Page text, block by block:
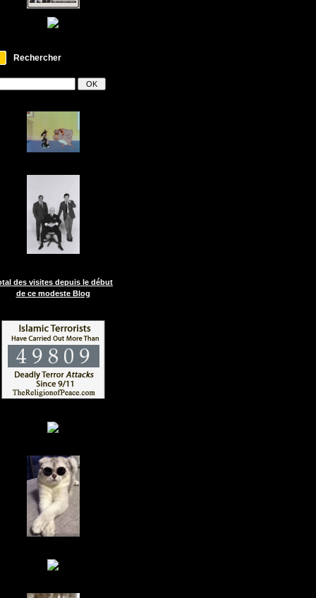
Rechercher
des visites depuis le début
de ce modeste Blog